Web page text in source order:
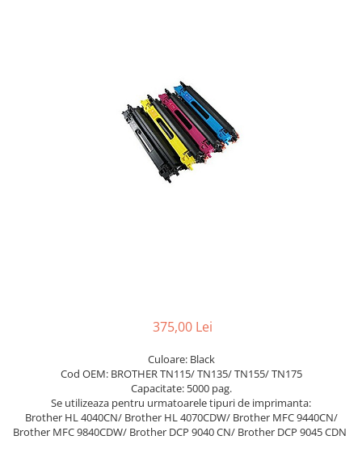
375,00 Lei
Culoare: Black
Cod OEM: BROTHER TN115/ TN135/ TN155/ TN175
Capacitate: 5000 pag.
Se utilizeaza pentru urmatoarele tipuri de imprimanta:
Brother HL 4040CN/ Brother HL 4070CDW/ Brother MFC 9440CN/
Brother MFC 9840CDW/ Brother DCP 9040 CN/ Brother DCP 9045 CDN